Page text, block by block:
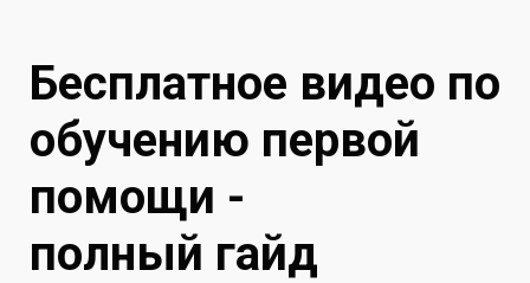
Бесплатное видео по
обучению первой
помощи -
полный гайд